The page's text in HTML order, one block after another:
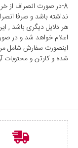
نداشته باشد و صرفا
هر دلایل دیگری باشد ,
اعلام خواهد شد و در
اینصورت سفارش شامل
شده و کارتن و محتوبات